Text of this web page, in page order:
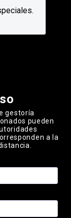
gestoría
pueden
a la